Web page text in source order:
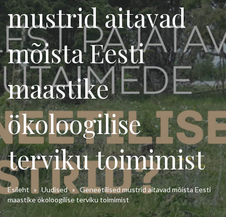
mustrid aitavad
mõista Eesti
maastike
ökoloogilise
terviku toimimist
Esileht »Uudised»Geneetilised mustrid aitavad mõista Eesti
maastike ökoloogilise terviku toimimist